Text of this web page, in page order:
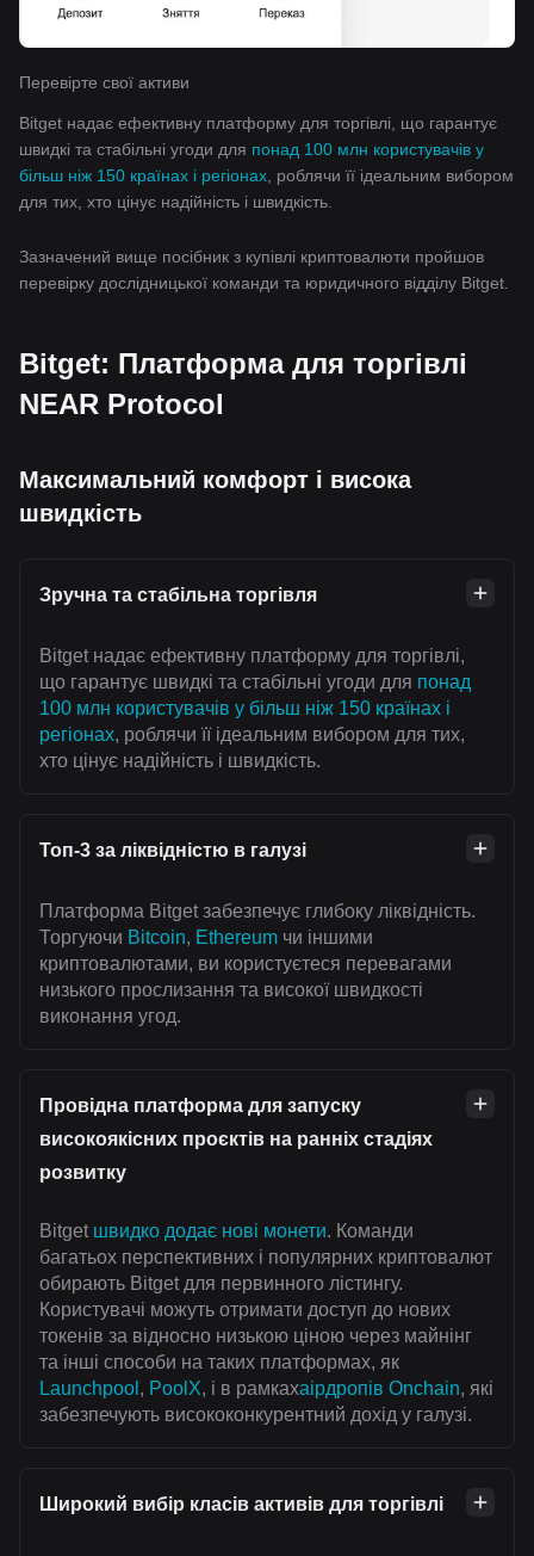
Перевірте свої активи
Bitget надає ефективну платформу для торгівлі, що гарантує
швидкі та стабільні угоди для понад 100 млн користувачів у
більш ніж 150 країнах і регіонах , роблячи її ідеальним вибором
для тих, хто цінує надійність і швидкість.
Зазначений вище посібник з купівлі криптовалюти пройшов
перевірку дослідницької команди та юридичного відділу Bitget.
Bitget: Платформа для торгівлі
NEAR Protocol
Максимальний комфорт і висока
швидкість
Зручна та стабільна торгівля
Bitget надає ефективну платформу для торгівлі,
що гарантує швидкі та стабільні угоди для понад
100 млн користувачів у більш ніж 150 країнах і
регіонах, роблячи її ідеальним вибором для тих,
хто цінує надійність і швидкість.
Топ-3 за ліквідністю в галузі
Платформа Bitget забезпечує глибоку ліквідність.
Торгуючи Bitcoin, Ethereum чи іншими
криптовалютами, ви користуєтеся перевагами
низького прослизання та високої швидкості
виконання угод.
Провідна платформа для запуску
високоякісних проєктів на ранніх стадіях
розвитку
Bitget швидко додає нові монети. Команди
багатьох перспективних і популярних криптовалют
обирають Bitget для первинного лістингу.
Користувачі можуть отримати доступ до нових
токенів за відносно низькою ціною через майнінг
та інші способи на таких платформах, як
Launchpool , PoolX, і в рамкахаірдропів Onchain, які
забезпечують висококонкурентний дохід у галузі.
Широкий вибір класів активів для торгівлі